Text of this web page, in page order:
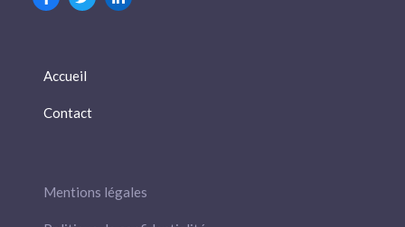
Accueil
Contact
Mentions légales